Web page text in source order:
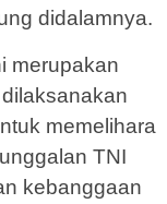
didalamnya.
merupakan
memelihara
TNI
kebanggaan